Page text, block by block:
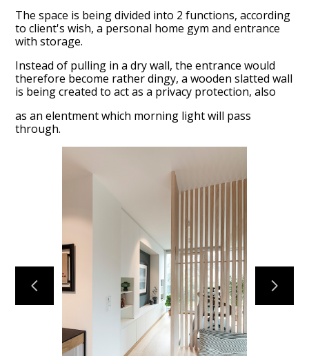
Home
The space is being divided into 2 functions, according
to client's wish, a personal home gym and entrance
with storage.
Instead of pulling in a dry wall, the entrance would
therefore become rather dingy, a wooden slatted wall
is being created to act as a privacy protection, also
as an elentment which morning light will pass
through.